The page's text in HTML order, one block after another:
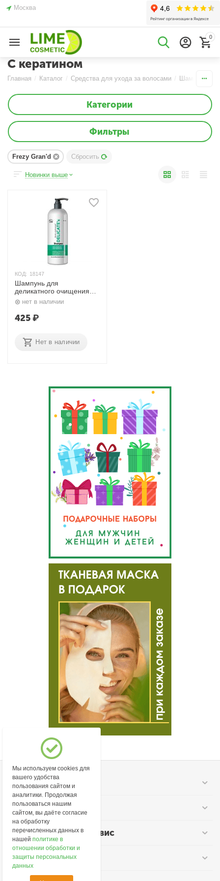
Москва
0
С кератином
Главная / Каталог / Средства для ухода за волосами / Шампуни
Категории
Фильтры
Frezy Gran'd Сбросить
Новинки выше
КОД: 18147
Шампунь для
деликатного очищения
волос, Delicate's PH 5.5,
1000 мл. Frezy Gran'd
нет в наличии
425₽
Нет в наличии
Моя учетная запись
Информация
Покупательский сервис
Контакты
Мы используем cookies для
вашего удобства
пользования сайтом и
аналитики. Продолжая
пользоваться нашим
сайтом, вы даёте согласие
на обработку
перечисленных данных в
нашейполитике в
отношении обработки и
защиты персональных
данных